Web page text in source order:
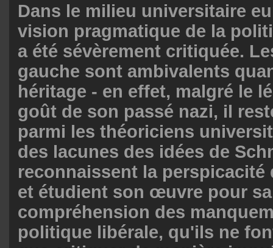
Dans le milieu universitaire
vision pragmatique de la
a été sévèrement critiquée.
gauche sont ambivalents
héritage - en effet, malgré le
goût de son passé nazi, il
parmi les théoriciens
des lacunes des idées de
reconnaissent la perspicacité
et étudient son œuvre pour sa
compréhension des
politique libérale, qu'ils ne